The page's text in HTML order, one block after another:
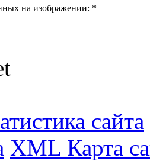
на изображении: *
сайта
XML Карта